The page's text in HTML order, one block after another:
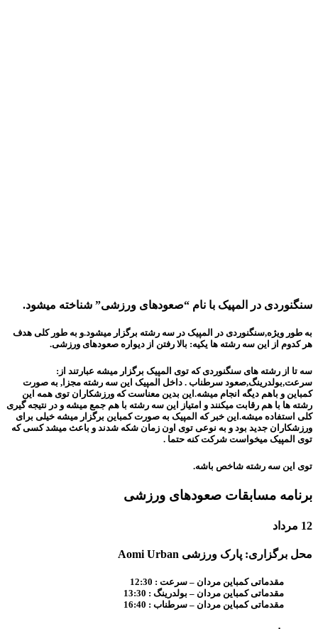
سنگنوردی در المپیک با نام “صعودهای ورزشی” شناخته میشود.
به طور ویژه,سنگنوردی در المپیک در سه رشته برگزار میشود.و به طور کلی هدف
هر کدوم از این سه رشته ها یکیه: بالا رفتن از دیواره صعودهای ورزشی.
سه تا از رشته های سنگنوردی که توی المپیک برگزار میشه عبارتند از:
سرعت,بولدرینگ,صعود سرطناب . داخل المپیک این سه رشته مجزا, به صورت
کمباین و باهم دیگه انجام میشه.این بدین معناست که ورزشکاران توی همه این
رشته ها با هم رقابت میکنند و امتیاز این سه رشته با هم جمع میشه و در نتیجه گیری
کلی استفاده میشه.این خبر که المپیک به صورت کمباین برگزار میشه خیلی برای
ورزشکاران جدید بود و به نوعی توی اون زمان شکه شدند و باعث میشد کسی که
توی المپیک میخواست شرکت کنه حتما .
توی این سه رشته شاخص باشه.
برنامه مسابقات صعودهای ورزشی
12 مرداد
محل برگزاری: پارک ورزشی Aomi Urban
مقدماتی کمباین مردان – سرعت : 12:30
مقدماتی کمباین مردان – بولدرینگ : 13:30
مقدماتی کمباین مردان – سرطناب : 16:40